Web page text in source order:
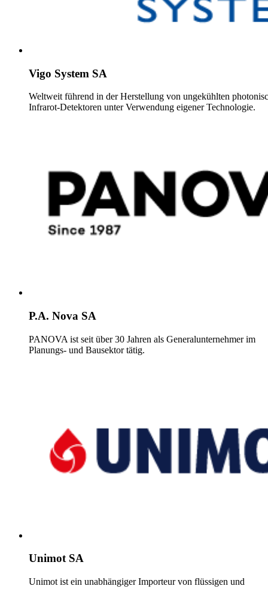
Vigo System SA
Weltweit führend in der Herstellung von ungekühlten
Infrarot-Detektoren unter Verwendung eigener Technologie.
P.A. Nova SA
PANOVA ist seit über 30 Jahren als Generalunternehmer im
Planungs- und Bausektor tätig.
Unimot SA
Unimot ist ein unabhängiger Importeur von flüssigen und